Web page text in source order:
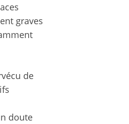
graves
de
doute